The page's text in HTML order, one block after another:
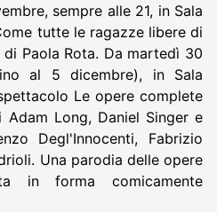
sempre alle 21, in Sala
tutte le ragazze libere di
Paola Rota. Da martedì 30
al 5 dicembre), in Sala
Le opere complete
Long, Daniel Singer e
Degl'Innocenti, Fabrizio
Una parodia delle opere
in forma comicamente